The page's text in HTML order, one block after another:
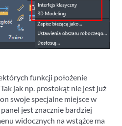
funkcji położenie
jak np. prostokąt nie jest już
swoje specjalne miejsce w
jest znacznie bardziej
widocznych na wstążce ma